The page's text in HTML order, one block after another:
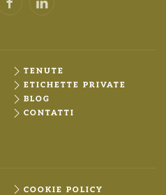
TENUTE
ETICHETTE PRIVATE
BLOG
CONTATTI
COOKIE POLICY